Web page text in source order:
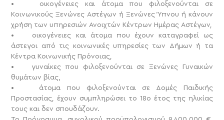
• οικογένειες και άτομα που φιλοξενούνται σε
Κοινωνικούς Ξενώνες Αστέγων ή Ξενώνες Ύπνου ή κάνουν
χρήση των υπηρεσιών Ανοιχτών Κέντρων Ημέρας Αστέγων,
• οικογένειες και άτομα που έχουν καταγραφεί ως
άστεγοι από τις κοινωνικές υπηρεσίες των Δήμων ή τα
Κέντρα Κοινωνικής Πρόνοιας,
• γυναίκες που φιλοξενούνται σε Ξενώνες Γυναικών
θυμάτων βίας,
• άτομα που φιλοξενούνται σε Δομές Παιδικής
Προστασίας, έχουν συμπληρώσει το 18ο έτος της ηλικίας
τους και δεν σπουδάζουν.